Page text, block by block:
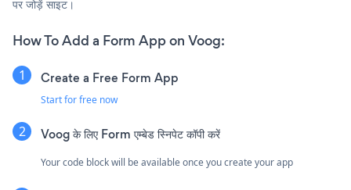
पर जोड़ें साइट।
How To Add a Form App on Voog:
Create a Free Form App
Start for free now
Voog के लिए Form एम्बेड स्निपेट कॉपी करें
Your code block will be available once you create your app